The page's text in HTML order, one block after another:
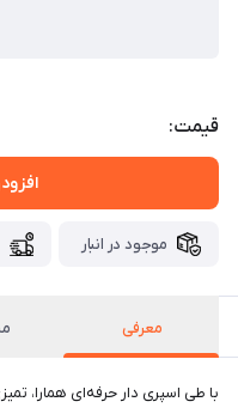
قیمت:
موجود در انبار
معرفی
با طی اسپری دار حرفه‌ای همارا،